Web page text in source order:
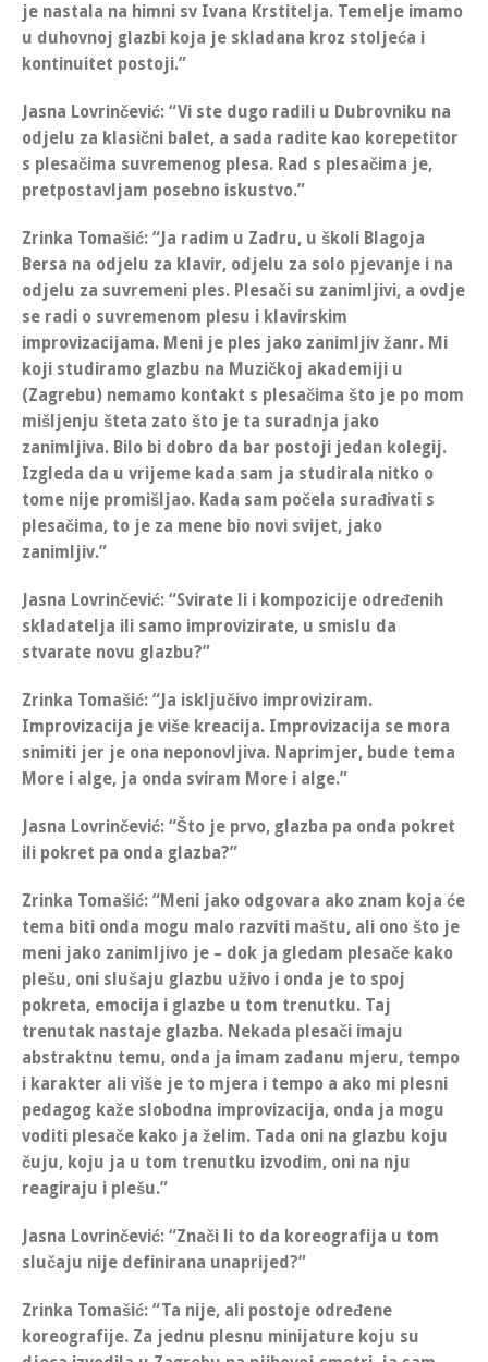
je nastala na himni sv Ivana Krstitelja. Temelje imamo
u duhovnoj glazbi koja je skladana kroz stoljeća i
kontinuitet postoji.”
Jasna Lovrinčević: “Vi ste dugo radili u Dubrovniku na
odjelu za klasični balet, a sada radite kao korepetitor
s plesačima suvremenog plesa. Rad s plesačima je,
pretpostavljam posebno iskustvo.”
Zrinka Tomašić: “Ja radim u Zadru, u školi Blagoja
Bersa na odjelu za klavir, odjelu za solo pjevanje i na
odjelu za suvremeni ples. Plesači su zanimljivi, a ovdje
se radi o suvremenom plesu i klavirskim
improvizacijama. Meni je ples jako zanimljiv žanr. Mi
koji studiramo glazbu na Muzičkoj akademiji u
(Zagrebu) nemamo kontakt s plesačima što je po mom
mišljenju šteta zato što je ta suradnja jako
zanimljiva. Bilo bi dobro da bar postoji jedan kolegij.
Izgleda da u vrijeme kada sam ja studirala nitko o
tome nije promišljao. Kada sam počela surađivati s
plesačima, to je za mene bio novi svijet, jako
zanimljiv.”
Jasna Lovrinčević: “Svirate li i kompozicije određenih
skladatelja ili samo improvizirate, u smislu da
stvarate novu glazbu?”
Zrinka Tomašić: “ Ja isključivo improviziram.
Improvizacija je više kreacija. Improvizacija se mora
snimiti jer je ona neponovljiva. Naprimjer, bude tema
More i alge, ja onda sviram More i alge.”
Jasna Lovrinčević: “Što je prvo, glazba pa onda pokret
ili pokret pa onda glazba?”
Zrinka Tomašić: “Meni jako odgovara ako znam koja će
tema biti onda mogu malo razviti maštu, ali ono što je
meni jako zanimljivo je – dok ja gledam plesače kako
plešu, oni slušaju glazbu uživo i onda je to spoj
pokreta, emocija i glazbe u tom trenutku. Taj
trenutak nastaje glazba. Nekada plesači imaju
abstraktnu temu, onda ja imam zadanu mjeru, tempo
i karakter ali više je to mjera i tempo a ako mi plesni
pedagog kaže slobodna improvizacija, onda ja mogu
voditi plesače kako ja želim. Tada oni na glazbu koju
čuju, koju ja u tom trenutku izvodim, oni na nju
reagiraju i plešu.”
Jasna Lovrinčević: “Znači li to da koreografija u tom
slučaju nije definirana unaprijed?”
Zrinka Tomašić: “Ta nije, ali postoje određene
koreografije. Za jednu plesnu minijature koju su